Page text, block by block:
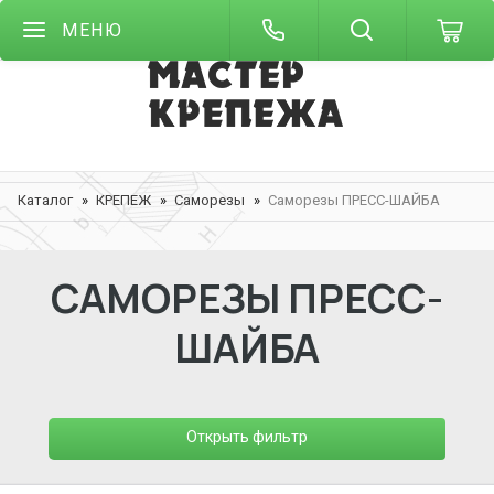
МЕНЮ
Каталог КРЕПЕЖ Саморезы Саморезы ПРЕСС-ШАЙБА
САМОРЕЗЫ ПРЕСС-
ШАЙБА
Открыть фильтр